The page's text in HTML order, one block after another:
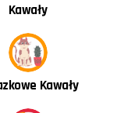
Kawały
Kawały